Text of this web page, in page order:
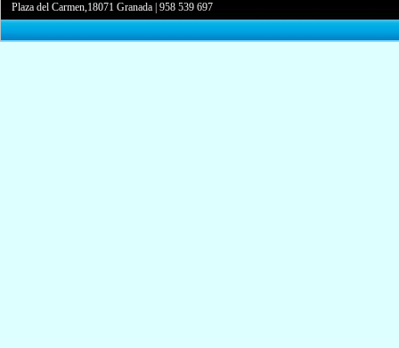
Plaza del Carmen,18071 Granada |958 539 697